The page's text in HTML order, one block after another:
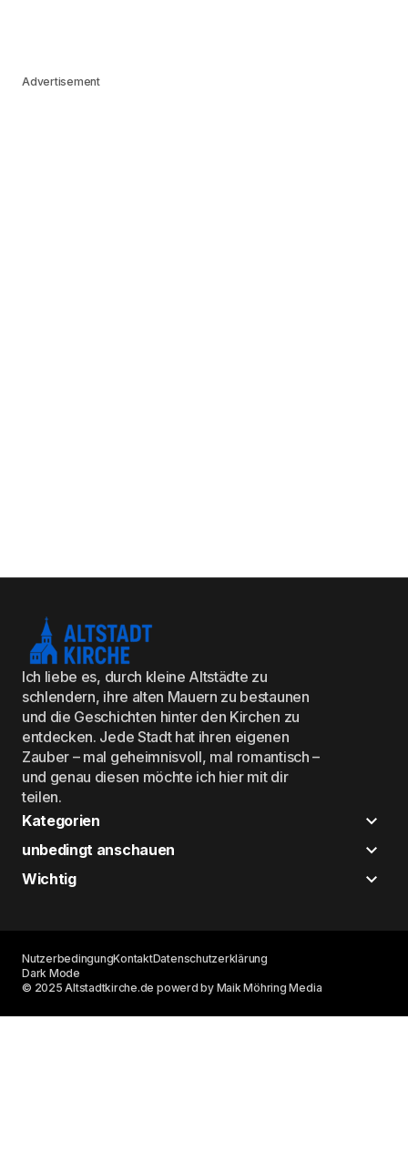
Advertisement
Ich liebe es, durch kleine Altstädte zu
schlendern, ihre alten Mauern zu bestaunen
und die Geschichten hinter den Kirchen zu
entdecken. Jede Stadt hat ihren eigenen
Zauber – mal geheimnisvoll, mal romantisch –
und genau diesen möchte ich hier mit dir
teilen.
Kategorien
unbedingt anschauen
Wichtig
© 2025 Altstadtkirche.de powerd by Maik Möhring Media
NutzerbedingungKontaktDatenschutzerklärung
Dark Mode